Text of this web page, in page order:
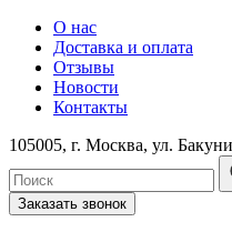
О нас
Доставка и оплата
Отзывы
Новости
Контакты
105005, г. Москва, ул.
Заказать звонок